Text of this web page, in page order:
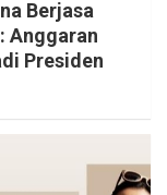
Berjasa
Anggaran
Presiden